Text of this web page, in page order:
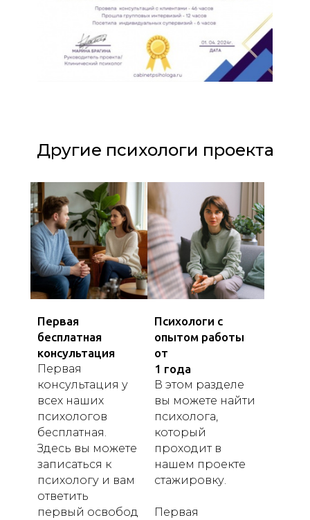
Другие психологи проекта
Первая
бесплатная
консультация
Первая
консультация у
всех наших
психологов
бесплатная.
Здесь вы можете
записаться к
психологу и вам
ответить
первый освобод
Психологи с
опытом работы
от
1 года
В этом разделе
вы можете найти
психолога,
который
проходит в
нашем проекте
стажировку.
Первая